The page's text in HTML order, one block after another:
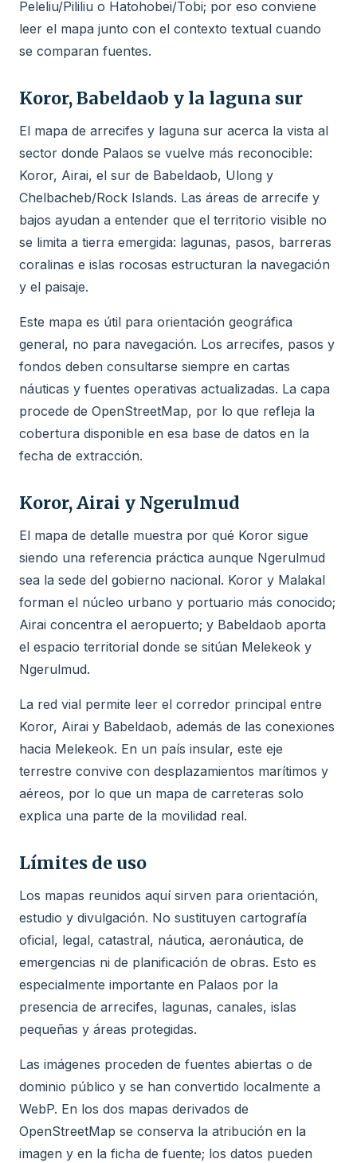
Peleliu/Pililiu o Hatohobei/Tobi; por eso conviene
leer el mapa junto con el contexto textual cuando
se comparan fuentes.
Koror, Babeldaob y la laguna sur
El mapa de arrecifes y laguna sur acerca la vista al
sector donde Palaos se vuelve más reconocible:
Koror, Airai, el sur de Babeldaob, Ulong y
Chelbacheb/Rock Islands. Las áreas de arrecife y
bajos ayudan a entender que el territorio visible no
se limita a tierra emergida: lagunas, pasos, barreras
coralinas e islas rocosas estructuran la navegación
y el paisaje.
Este mapa es útil para orientación geográfica
general, no para navegación. Los arrecifes, pasos y
fondos deben consultarse siempre en cartas
náuticas y fuentes operativas actualizadas. La capa
procede de OpenStreetMap, por lo que refleja la
cobertura disponible en esa base de datos en la
fecha de extracción.
Koror, Airai y Ngerulmud
El mapa de detalle muestra por qué Koror sigue
siendo una referencia práctica aunque Ngerulmud
sea la sede del gobierno nacional. Koror y Malakal
forman el núcleo urbano y portuario más conocido;
Airai concentra el aeropuerto; y Babeldaob aporta
el espacio territorial donde se sitúan Melekeok y
Ngerulmud.
La red vial permite leer el corredor principal entre
Koror, Airai y Babeldaob, además de las conexiones
hacia Melekeok. En un país insular, este eje
terrestre convive con desplazamientos marítimos y
aéreos, por lo que un mapa de carreteras solo
explica una parte de la movilidad real.
Límites de uso
Los mapas reunidos aquí sirven para orientación,
estudio y divulgación. No sustituyen cartografía
oficial, legal, catastral, náutica, aeronáutica, de
emergencias ni de planificación de obras. Esto es
especialmente importante en Palaos por la
presencia de arrecifes, lagunas, canales, islas
pequeñas y áreas protegidas.
Las imágenes proceden de fuentes abiertas o de
dominio público y se han convertido localmente a
WebP. En los dos mapas derivados de
OpenStreetMap se conserva la atribución en la
imagen y en la ficha de fuente; los datos pueden